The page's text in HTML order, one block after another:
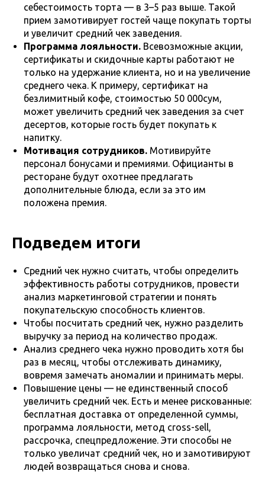
себестоимость торта — в 3–5 раз выше. Такой
прием замотивирует гостей чаще покупать торты
и увеличит средний чек заведения.
Программа лояльности. Всевозможные акции,
сертификаты и скидочные карты работают не
только на удержание клиента, но и на увеличение
среднего чека. К примеру, сертификат на
безлимитный кофе, стоимостью 50 000сум,
может увеличить средний чек заведения за счет
десертов, которые гость будет покупать к
напитку.
Мотивация сотрудников. Мотивируйте
персонал бонусами и премиями. Официанты в
ресторане будут охотнее предлагать
дополнительные блюда, если за это им
положена премия.
Подведем итоги
Средний чек нужно считать, чтобы определить
эффективность работы сотрудников, провести
анализ маркетинговой стратегии и понять
покупательскую способность клиентов.
Чтобы посчитать средний чек, нужно разделить
выручку за период на количество продаж.
Анализ среднего чека нужно проводить хотя бы
раз в месяц, чтобы отслеживать динамику,
вовремя замечать аномалии и принимать меры.
Повышение цены — не единственный способ
увеличить средний чек. Есть и менее рискованные:
бесплатная доставка от определенной суммы,
программа лояльности, метод cross-sell,
рассрочка, спецпредложение. Эти способы не
только увеличат средний чек, но и замотивируют
людей возвращаться снова и снова.